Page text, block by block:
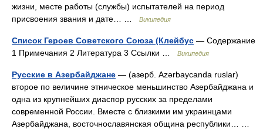
жизни, месте работы (службы) испытателей на период
присвоения звания и дате… …
Википедия
Список Героев Советского Союза (Клейбус — Содержание
1 Примечания 2 Литература 3 Ссылки …
Википедия
Русские в Азербайджане — (азерб. Azərbaycanda ruslar)
второе по величине этническое меньшинство Азербайджана и
одна из крупнейших диаспор русских за пределами
современной России. Вместе с близкими им украинцами
Азербайджана, восточнославянская община республики… …